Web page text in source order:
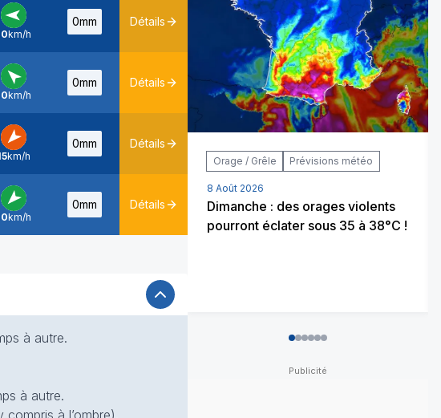
E -
km/h
0mm Détails
SE -
km/h
0mm Détails
NE -
km/h
0mm Détails
NE -
km/h
0mm Détails
à autre.
à autre.
à l’ombre).
Orage / Grêle Prévisions météo
8 Août 2026
Dimanche : des orages violents
pourront éclater sous 35 à 38°C !